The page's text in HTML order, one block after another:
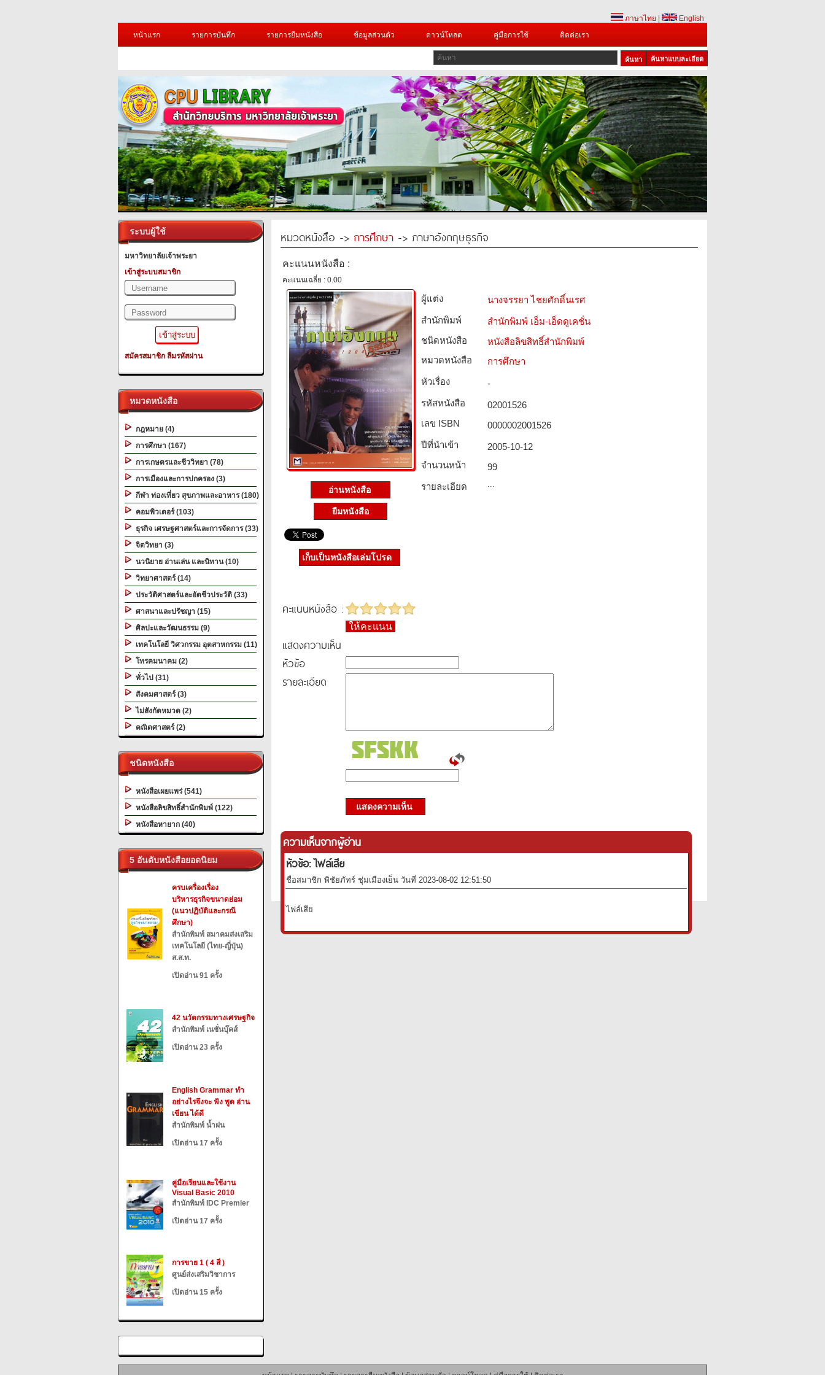
ภาษาไทย
English
หน้าแรก
รายการบันทึก รายการยืมหนังสือ ข้อมูลส่วนตัว ดาวน์โหลด คู่มือการใช้ ติดต่อเรา
ค้นหาแบบละเอียด
1 2 3 4
ระบบผู้ใช้
มหาวิทยาลัยเจ้าพระยา
เข้าสู่ระบบสมาชิก
สมัครสมาชิก ลืมรหัสผ่าน
หมวดหนังสือ
กฎหมาย (4)
การศึกษา (167)
การเกษตรและชีววิทยา (78)
การเมืองและการปกครอง (3)
กีฬา ท่องเที่ยว สุขภาพและอาหาร (180)
คอมพิวเตอร์ (103)
ธุรกิจ เศรษฐศาสตร์และการจัดการ (33)
จิตวิทยา (3)
นวนิยาย อ่านเล่น และนิทาน (10)
วิทยาศาสตร์ (14)
ประวัติศาสตร์และอัตชีวประวัติ (33)
ศาสนาและปรัชญา (15)
ศิลปะและวัฒนธรรม (9)
เทคโนโลยี วิศวกรรม อุตสาหกรรม (11)
โทรคมนาคม (2)
ทั่วไป (31)
สังคมศาสตร์ (3)
ไม่สังกัดหมวด (2)
คณิตศาสตร์ (2)
ชนิดหนังสือ
หนังสือเผยแพร่ (541)
หนังสือลิขสิทธิ์สำนักพิมพ์ (122)
หนังสือหายาก (40)
5 อันดับหนังสือยอดนิยม
ครบเครื่องเรื่อง
บริหารธุรกิจขนาดย่อม
(แนวปฏิบัติและกรณี
ศึกษา)
สำนักพิมพ์ สมาคมส่งเสริม
เทคโนโลยี (ไทย-ญี่ปุ่น)
ส.ส.ท.
เปิดอ่าน 91 ครั้ง
42 นวัตกรรมทางเศรษฐกิจ
สำนักพิมพ์ เนชั่นบุ๊คส์
เปิดอ่าน 23 ครั้ง
English Grammar ทำ
อย่างไรจึงจะ ฟัง พูด อ่าน
เขียน ได้ดี
สำนักพิมพ์ น้ำฝน
เปิดอ่าน 17 ครั้ง
คู่มือเรียนและใช้งาน
Visual Basic 2010
สำนักพิมพ์ IDC Premier
เปิดอ่าน 17 ครั้ง
การขาย 1 ( 4 สี )
ศูนย์ส่งเสริมวิชาการ
เปิดอ่าน 15 ครั้ง
หมวดหนังสือ -> การศึกษา -> ภาษาอังกฤษธุรกิจ
คะแนนหนังสือ :
คะแนนเฉลี่ย : 0.00
อ่านหนังสือ
ยืมหนังสือ
ผู้แต่ง
นางจรรยา ไชยศักดิ์นเรศ
สำนักพิมพ์
สำนักพิมพ์ เอ็ม-เอ็ดดูเคชั่น
ชนิดหนังสือ­
หนังสือลิขสิทธิ์สำนักพิมพ์
หมวดหนังสือ­
การศึกษา
หัวเรื่อง
-
รหัสหนังสือ­
02001526
เลข ISBN
0000002001526
ปีที่นำเข้า
2005-10-12
จำนวนหน้า
99
รายละเอียด
...
เก็บเป็นหนังสือเล่มโปรด
คะแนนหนังสือ :
ให้คะแนน
แสดงความเห็น
หัวข้อ
รายละเอียด
แสดงความเห็น
ความเห็นจากผู้อ่าน
หัวข้อ: ไฟล์เสีย
ชื่อสมาชิก พิชัยภัทร์ ชุ่มเมืองเย็น วันที่ 2023-08-02 12:51:50
ไฟล์เสีย